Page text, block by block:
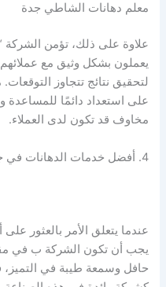
معلم دهانات الشاطي جدة
علاوة على ذلك، تؤمن الشركة
يعملون بشكل وثيق مع
لتحقيق نتائج تتجاوز
على استعداد دائمًا للمساعدة
مخاوف قد تكون لدى العملاء.
4. أفضل خدمات الدهانات في جدة: الشركة ب
عندما يتعلق الأمر بالعثور
يجب أن تكون الشركة ب في
حافل وسمعة طيبة في